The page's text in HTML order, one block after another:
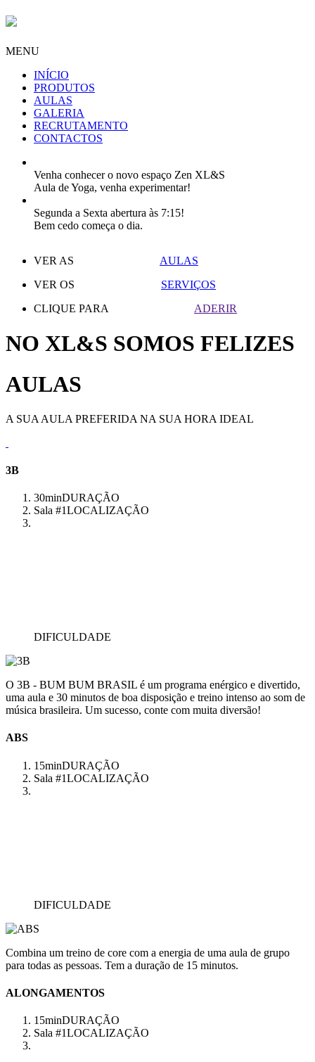
MENU
INÍCIO
PRODUTOS
AULAS
GALERIA
RECRUTAMENTO
CONTACTOS
Venha conhecer o novo espaço Zen XL&S
Aula de Yoga, venha experimentar!
Segunda a Sexta abertura às 7:15!
Bem cedo começa o dia.
VER AS
AULAS
VER OS
SERVIÇOS
CLIQUE PARA
ADERIR
NO XL&S SOMOS FELIZES
AULAS
A SUA AULA PREFERIDA NA SUA HORA IDEAL
3B
30minDURAÇÃO
Sala #1LOCALIZAÇÃO
DIFICULDADE
O 3B - BUM BUM BRASIL é um programa enérgico e divertido,
uma aula e 30 minutos de boa disposição e treino intenso ao som de
música brasileira. Um sucesso, conte com muita diversão!
ABS
15minDURAÇÃO
Sala #1LOCALIZAÇÃO
DIFICULDADE
Combina um treino de core com a energia de uma aula de grupo
para todas as pessoas. Tem a duração de 15 minutos.
ALONGAMENTOS
15minDURAÇÃO
Sala #1LOCALIZAÇÃO